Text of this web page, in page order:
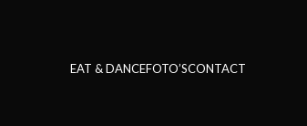
EAT & DANCEFOTO’SCONTACT